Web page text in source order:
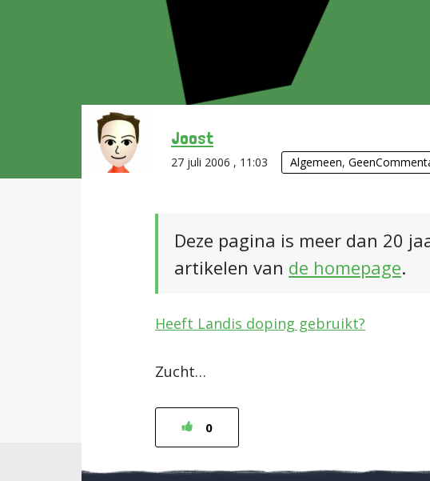
Joost
27 juli 2006 , 11:03 Algemeen,
Deze pagina is meer dan 20
artikelen van de homepage.
Heeft Landis doping gebruikt?
Zucht…
0